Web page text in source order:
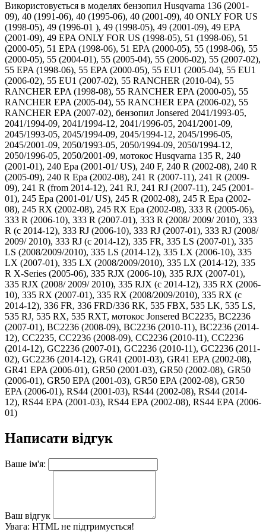
Використовується в моделях бензопил Husqvarna 136 (2001-
09), 40 (1991-06), 40 (1995-06), 40 (2001-09), 40 ONLY FOR US
(1998-05), 49 (1996-01 ), 49 (1998-05), 49 (2001-09), 49 EPA
(2001-09), 49 EPA ONLY FOR US (1998-05), 51 (1998-06), 51
(2000-05), 51 EPA (1998-06), 51 EPA (2000-05), 55 (1998-06), 55
(2000-05), 55 (2004-01), 55 (2005-04), 55 (2006-02), 55 (2007-02),
55 EPA (1998-06), 55 EPA (2000-05), 55 EU1 (2005-04), 55 EU1
(2006-02), 55 EU1 (2007-02), 55 RANCHER (2010-04), 55
RANCHER EPA (1998-08), 55 RANCHER EPA (2000-05), 55
RANCHER EPA (2005-04), 55 RANCHER EPA (2006-02), 55
RANCHER EPA (2007-02), бензопил Jonsered 2041/1993-05,
2041/1994-09, 2041/1994-12, 2041/1996-05, 2041/2001-09,
2045/1993-05, 2045/1994-09, 2045/1994-12, 2045/1996-05,
2045/2001-09, 2050/1993-05, 2050/1994-09, 2050/1994-12,
2050/1996-05, 2050/2001-09, мотокос Husqvarna 135 R, 240
(2001-01), 240 Epa (2001-01/ US), 240 F, 240 R (2002-08), 240 R
(2005-09), 240 R Epa (2002-08), 241 R (2007-11), 241 R (2009-
09), 241 R (from 2014-12), 241 RJ, 241 RJ (2007-11), 245 (2001-
01), 245 Epa (2001-01/ US), 245 R (2002-08), 245 R Epa (2002-
08), 245 RX (2002-08), 245 RX Epa (2002-08), 333 R (2005-06),
333 R (2006-10), 333 R (2007-01), 333 R (2008/ 2009/ 2010), 333
R (c 2014-12), 333 RJ (2006-10), 333 RJ (2007-01), 333 RJ (2008/
2009/ 2010), 333 RJ (c 2014-12), 335 FR, 335 LS (2007-01), 335
LS (2008/2009/2010), 335 LS (2014-12), 335 LX (2006-10), 335
LX (2007-01), 335 LX (2008/2009/2010), 335 LX (2014-12), 335
R X-Series (2005-06), 335 RJX (2006-10), 335 RJX (2007-01),
335 RJX (2008/ 2009/ 2010), 335 RJX (c 2014-12), 335 RX (2006-
10), 335 RX (2007-01), 335 RX (2008/2009/2010), 335 RX (c
2014-12), 336 FR, 336 FRD/336 RK, 535 FBX, 535 LK, 535 LS,
535 RJ, 535 RX, 535 RXT, мотокос Jonsered BC2235, BC2236
(2007-01), BC2236 (2008-09), BC2236 (2010-11), BC2236 (2014-
12), CC2235, CC2236 (2008-09), CC2236 (2010-11), CC2236
(2014-12), GC2236 (2007-01), GC2236 (2010-11), GC2236 (2011-
02), GC2236 (2014-12), GR41 (2001-03), GR41 EPA (2002-08),
GR41 EPA (2006-01), GR50 (2001-03), GR50 (2002-08), GR50
(2006-01), GR50 EPA (2001-03), GR50 EPA (2002-08), GR50
EPA (2006-01), RS44 (2001-03), RS44 (2002-08), RS44 (2014-
12), RS44 EPA (2001-03), RS44 EPA (2002-08), RS44 EPA (2006-
01)
Написати відгук
Ваше ім'я:
Ваш відгук
Увага: HTML не підтримується!